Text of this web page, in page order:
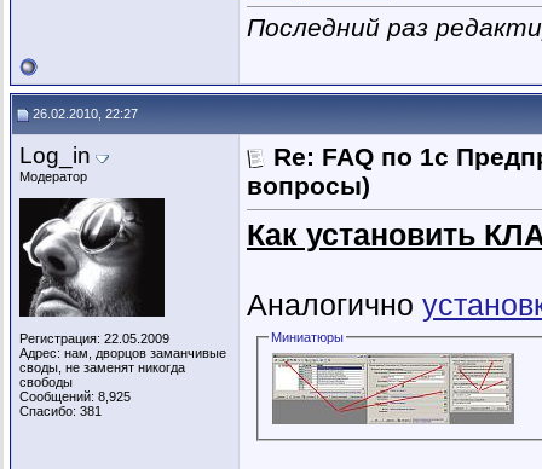
Последний раз
26.02.2010, 22:27
Log_in
Модератор
Регистрация: 22.05.2009
Адрес: нам, дворцов заманчивые
своды, не заменят никогда
свободы
Сообщений: 8,925
Спасибо: 381
Re: FAQ по 1с
вопросы)
Как установить
Аналогично
Миниатюры